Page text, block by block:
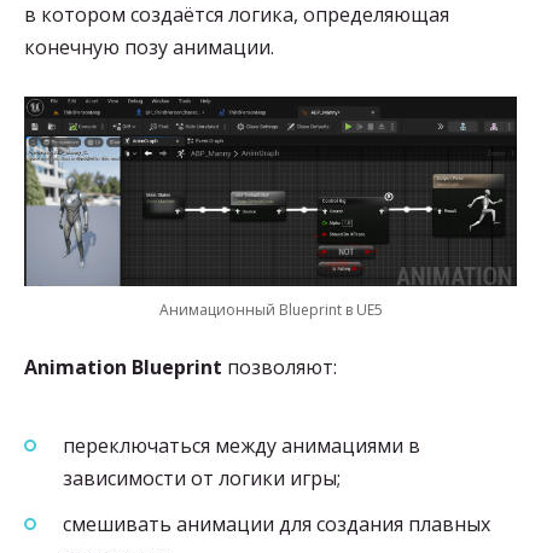
в котором создаётся логика, определяющая
конечную позу анимации.
Анимационный Blueprint в UE5
Animation Blueprint позволяют:
переключаться между анимациями в
зависимости от логики игры;
смешивать анимации для создания плавных